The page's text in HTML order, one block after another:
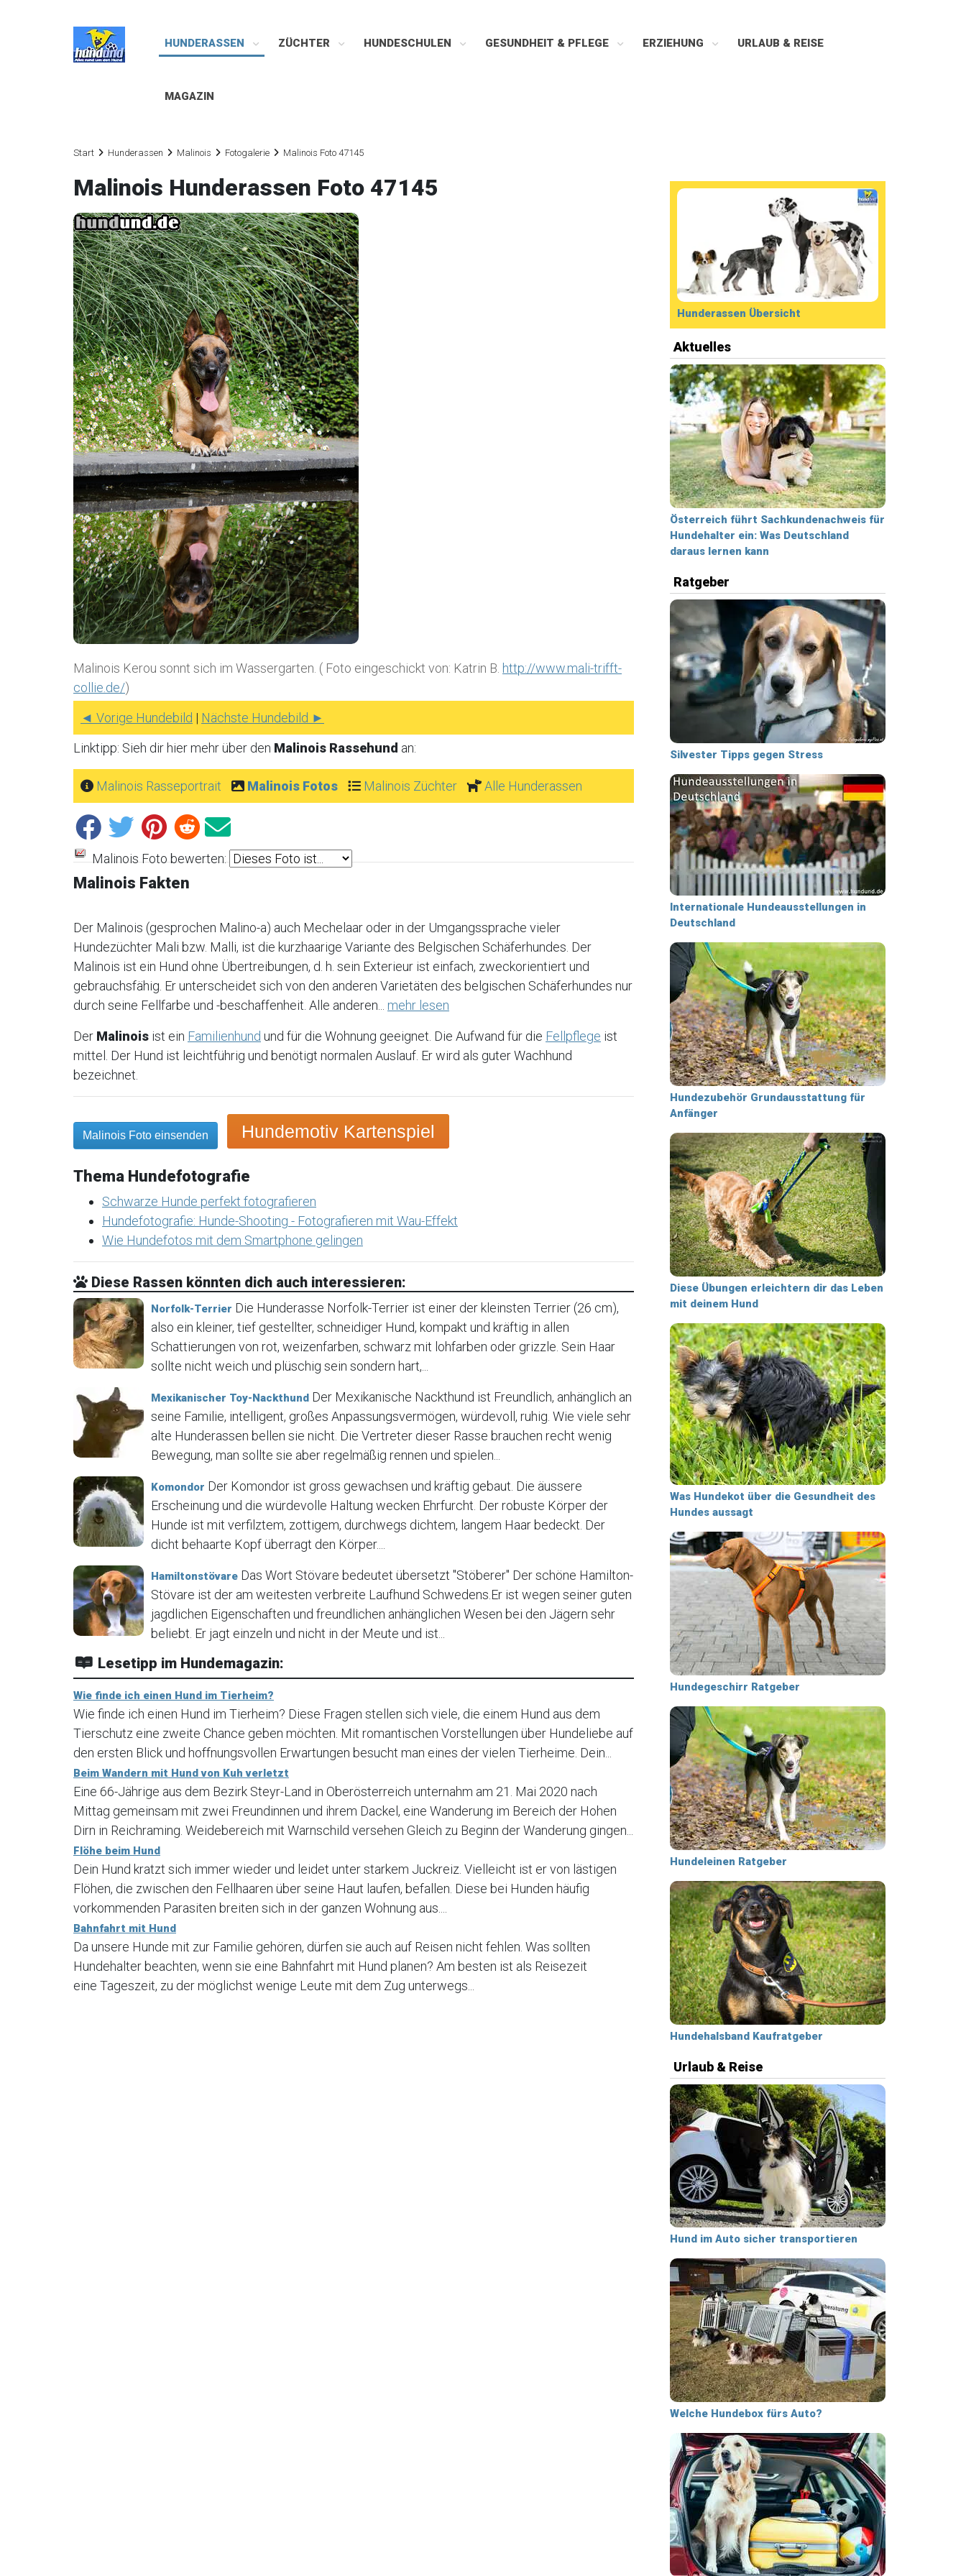
HUNDERASSEN ZÜCHTER HUNDESCHULEN GESUNDHEIT & PFLEGE ERZIEHUNG URLAUB & REISE
MAGAZIN
Start Hunderassen Malinois Fotogalerie Malinois Foto 47145
Malinois Hunderassen Foto 47145
Malinois Kerou sonnt sich im Wassergarten. ( Foto eingeschickt von: Katrin B. http://www.mali-trifft-
collie.de/)
◄ Vorige Hundebild | Nächste Hundebild ►
Linktipp: Sieh dir hier mehr über den Malinois Rassehund an:
Malinois Rasseportrait Malinois Fotos Malinois Züchter Alle Hunderassen
Malinois Foto bewerten:
Malinois Fakten
Der Malinois (gesprochen Malino-a) auch Mechelaar oder in der Umgangssprache vieler
Hundezüchter Mali bzw. Malli, ist die kurzhaarige Variante des Belgischen Schäferhundes. Der
Malinois ist ein Hund ohne Übertreibungen, d. h. sein Exterieur ist einfach, zweckorientiert und
gebrauchsfähig. Er unterscheidet sich von den anderen Varietäten des belgischen Schäferhundes nur
durch seine Fellfarbe und -beschaffenheit. Alle anderen... mehr lesen
Der Malinois ist ein Familienhund und für die Wohnung geeignet. Die Aufwand für die Fellpflege ist
mittel. Der Hund ist leichtführig und benötigt normalen Auslauf. Er wird als guter Wachhund
bezeichnet.
Malinois Foto einsenden Hundemotiv Kartenspiel
Thema Hundefotografie
Schwarze Hunde perfekt fotografieren
Hundefotografie: Hunde-Shooting - Fotografieren mit Wau-Effekt
Wie Hundefotos mit dem Smartphone gelingen
Diese Rassen könnten dich auch interessieren:
Norfolk-Terrier Die Hunderasse Norfolk-Terrier ist einer der kleinsten Terrier (26 cm),
also ein kleiner, tief gestellter, schneidiger Hund, kompakt und kräftig in allen
Schattierungen von rot, weizenfarben, schwarz mit lohfarben oder grizzle. Sein Haar
sollte nicht weich und plüschig sein sondern hart,...
Mexikanischer Toy-Nackthund Der Mexikanische Nackthund ist Freundlich, anhänglich an
seine Familie, intelligent, großes Anpassungsvermögen, würdevoll, ruhig. Wie viele sehr
alte Hunderassen bellen sie nicht. Die Vertreter dieser Rasse brauchen recht wenig
Bewegung, man sollte sie aber regelmäßig rennen und spielen...
Komondor Der Komondor ist gross gewachsen und kräftig gebaut. Die äussere
Erscheinung und die würdevolle Haltung wecken Ehrfurcht. Der robuste Körper der
Hunde ist mit verfilztem, zottigem, durchwegs dichtem, langem Haar bedeckt. Der
dicht behaarte Kopf überragt den Körper....
Hamiltonstövare Das Wort Stövare bedeutet übersetzt "Stöberer" Der schöne Hamilton-
Stövare ist der am weitesten verbreite Laufhund Schwedens.Er ist wegen seiner guten
jagdlichen Eigenschaften und freundlichen anhänglichen Wesen bei den Jägern sehr
beliebt. Er jagt einzeln und nicht in der Meute und ist...
Lesetipp im Hundemagazin:
Wie finde ich einen Hund im Tierheim?
Wie finde ich einen Hund im Tierheim? Diese Fragen stellen sich viele, die einem Hund aus dem
Tierschutz eine zweite Chance geben möchten. Mit romantischen Vorstellungen über Hundeliebe auf
den ersten Blick und hoffnungsvollen Erwartungen besucht man eines der vielen Tierheime. Dein...
Beim Wandern mit Hund von Kuh verletzt
Eine 66-Jährige aus dem Bezirk Steyr-Land in Oberösterreich unternahm am 21. Mai 2020 nach
Mittag gemeinsam mit zwei Freundinnen und ihrem Dackel, eine Wanderung im Bereich der Hohen
Dirn in Reichraming. Weidebereich mit Warnschild versehen Gleich zu Beginn der Wanderung gingen...
Flöhe beim Hund
Dein Hund kratzt sich immer wieder und leidet unter starkem Juckreiz. Vielleicht ist er von lästigen
Flöhen, die zwischen den Fellhaaren über seine Haut laufen, befallen. Diese bei Hunden häufig
vorkommenden Parasiten breiten sich in der ganzen Wohnung aus....
Bahnfahrt mit Hund
Da unsere Hunde mit zur Familie gehören, dürfen sie auch auf Reisen nicht fehlen. Was sollten
Hundehalter beachten, wenn sie eine Bahnfahrt mit Hund planen? Am besten ist als Reisezeit
eine Tageszeit, zu der möglichst wenige Leute mit dem Zug unterwegs...
Hunderassen Übersicht
Aktuelles
Österreich führt Sachkundenachweis für
Hundehalter ein: Was Deutschland
daraus lernen kann
Ratgeber
Silvester Tipps gegen Stress
Internationale Hundeausstellungen in
Deutschland
Hundezubehör Grundausstattung für
Anfänger
Diese Übungen erleichtern dir das Leben
mit deinem Hund
Was Hundekot über die Gesundheit des
Hundes aussagt
Hundegeschirr Ratgeber
Hundeleinen Ratgeber
Hundehalsband Kaufratgeber
Urlaub & Reise
Hund im Auto sicher transportieren
Welche Hundebox fürs Auto?